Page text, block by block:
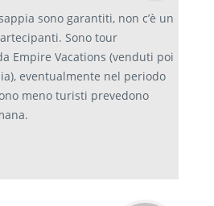
sono garantiti, non c’è un
Sono tour
Empire Vacations (venduti poi
eventualmente nel periodo
meno turisti prevedono